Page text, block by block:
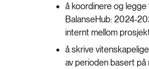
å koordinere og
BalanseHub: 2024-
internt mellom
å skrive
av perioden basert